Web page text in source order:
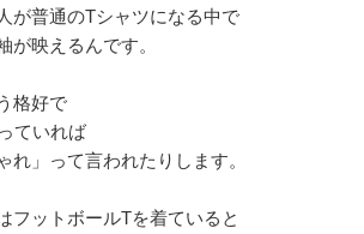
が普通のTシャツになる中で
が映えるんです。
格好で
ていれば
れ」って言われたりします。
フットボールTを着ていると